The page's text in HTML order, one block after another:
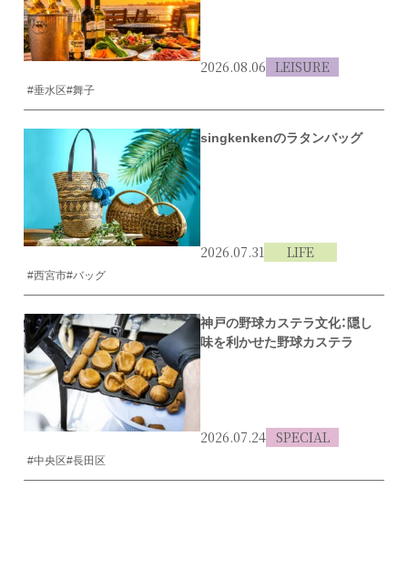
2026.08.06 LEISURE
#垂水区#舞子
singkenkenのラタンバッグ
2026.07.31 LIFE
#西宮市#バッグ
神戸の野球カステラ文化：隠し
味を利かせた野球カステラ
2026.07.24 SPECIAL
#中央区#長田区